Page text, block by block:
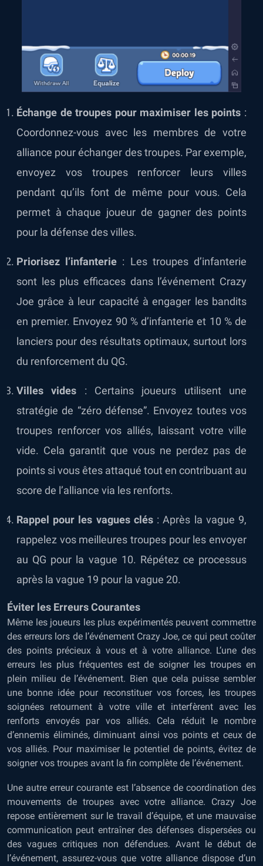
Échange de troupes pour maximiser les points :
Coordonnez-vous avec les membres de votre
alliance pour échanger des troupes. Par exemple,
envoyez vos troupes renforcer leurs villes
pendant qu’ils font de même pour vous. Cela
permet à chaque joueur de gagner des points
pour la défense des villes.
Priorisez l’infanterie : Les troupes d’infanterie
sont les plus efficaces dans l’événement Crazy
Joe grâce à leur capacité à engager les bandits
en premier. Envoyez 90 % d’infanterie et 10 % de
lanciers pour des résultats optimaux, surtout lors
du renforcement du QG.
Villes vides : Certains joueurs utilisent une
stratégie de “zéro défense”. Envoyez toutes vos
troupes renforcer vos alliés, laissant votre ville
vide. Cela garantit que vous ne perdez pas de
points si vous êtes attaqué tout en contribuant au
score de l’alliance via les renforts.
Rappel pour les vagues clés: Après la vague 9,
rappelez vos meilleures troupes pour les envoyer
au QG pour la vague 10. Répétez ce processus
après la vague 19 pour la vague 20.
Éviter les Erreurs Courantes
Même les joueurs les plus expérimentés peuvent commettre
des erreurs lors de l’événement Crazy Joe, ce qui peut coûter
des points précieux à vous et à votre alliance. L’une des
erreurs les plus fréquentes est de soigner les troupes en
plein milieu de l’événement. Bien que cela puisse sembler
une bonne idée pour reconstituer vos forces, les troupes
soignées retournent à votre ville et interfèrent avec les
renforts envoyés par vos alliés. Cela réduit le nombre
d’ennemis éliminés, diminuant ainsi vos points et ceux de
vos alliés. Pour maximiser le potentiel de points, évitez de
soigner vos troupes avant la fin complète de l’événement.
Une autre erreur courante est l’absence de coordination des
mouvements de troupes avec votre alliance. Crazy Joe
repose entièrement sur le travail d’équipe, et une mauvaise
communication peut entraîner des défenses dispersées ou
des vagues critiques non défendues. Avant le début de
l’événement, assurez-vous que votre alliance dispose d’un